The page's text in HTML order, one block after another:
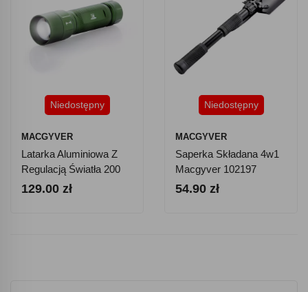
Niedostępny
MACGYVER
Latarka Aluminiowa Z
Regulacją Światła 200
Lumenów Macgyver
129.00 zł
Niedostępny
MACGYVER
Saperka Składana 4w1
Macgyver 102197
54.90 zł